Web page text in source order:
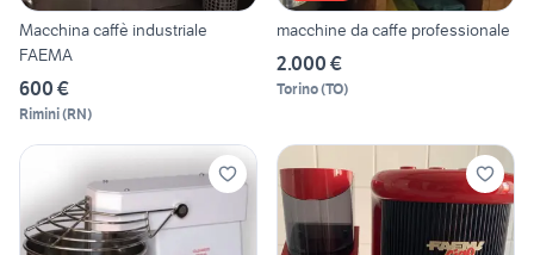
Macchina caffè industriale
FAEMA
600 €
Rimini(RN)
macchine da caffe professionale
2.000 €
Torino(TO)